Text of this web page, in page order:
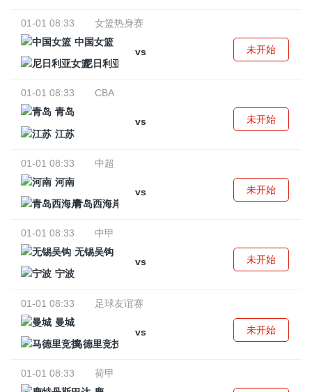
01-01 08:33
女篮热身赛
中国女篮
vs
尼日利亚女篮
未开始
01-01 08:33
CBA
青岛
vs
江苏
未开始
01-01 08:33
中超
河南
vs
青岛西海岸
未开始
01-01 08:33
中甲
无锡吴钩
vs
宁波
未开始
01-01 08:33
足球友谊赛
曼城
vs
马德里竞技
未开始
01-01 08:33
荷甲